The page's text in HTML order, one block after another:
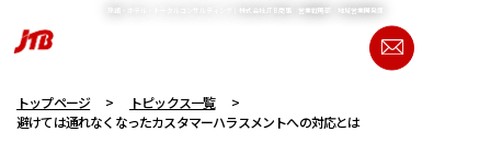
旅館・ホテル・トータルコンサルティング｜株式会社JTB商事 営業戦略部 地域営業開発課
資料請求
トップページ
トピックス一覧
避けては通れなくなったカスタマーハラスメントへの対応とは